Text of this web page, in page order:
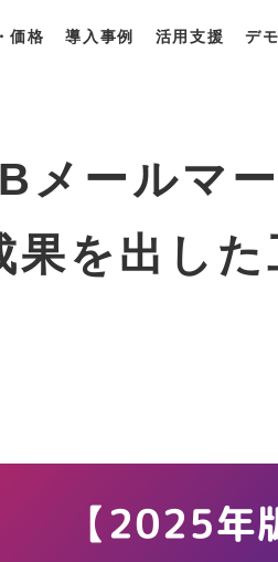
価格 導入事例 活用支援 デ
メールマ
果を出した